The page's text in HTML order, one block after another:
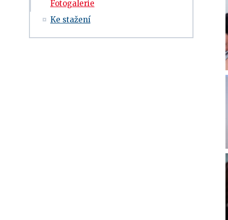
Fotogalerie
Ke stažení